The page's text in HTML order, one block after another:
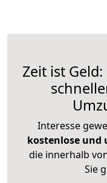
Zeit ist
Interesse
kostenlose und
die innerhalb
Sie